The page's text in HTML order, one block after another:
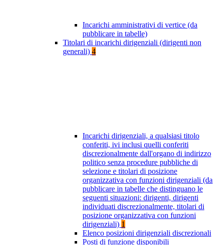
Incarichi amministrativi di vertice (da
pubblicare in tabelle)
Titolari di incarichi dirigenziali (dirigenti non
generali) 4
Incarichi dirigenziali, a qualsiasi titolo
conferiti, ivi inclusi quelli conferiti
discrezionalmente dall'organo di indirizzo
politico senza procedure pubbliche di
selezione e titolari di posizione
organizzativa con funzioni dirigenziali (da
pubblicare in tabelle che distinguano le
seguenti situazioni: dirigenti, dirigenti
individuati discrezionalmente, titolari di
posizione organizzativa con funzioni
dirigenziali) 1
Elenco posizioni dirigenziali discrezionali
Posti di funzione disponibili